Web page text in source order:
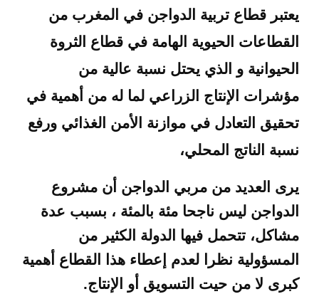
يعتبر قطاع تربية الدواجن في المغرب من
القطاعات الحيوية الهامة في قطاع الثروة
الحيوانية و الذي يحتل نسبة عالية من
مؤشرات الإنتاج الزراعي لما له من أهمية في
تحقيق التعادل في موازنة الأمن الغذائي ورفع
نسبة الناتج المحلي،
يرى العديد من مربي الدواجن أن مشروع
الدواجن ليس ناجحا مئة بالمئة ، بسبب عدة
مشاكل، تتحمل فيها الدولة الكثير من
المسؤولية نظرا لعدم إعطاء هذا القطاع أهمية
كبرى لا من حيت التسويق أو الإنتاج.